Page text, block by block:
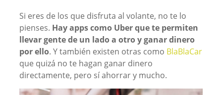
Si eres de los que disfruta al volante, no te lo
pienses. Hay apps como Uber que te permiten
llevar gente de un lado a otro y ganar dinero
por ello. Y también existen otras como BlaBlaCar
que quizá no te hagan ganar dinero
directamente, pero sí ahorrar y mucho.